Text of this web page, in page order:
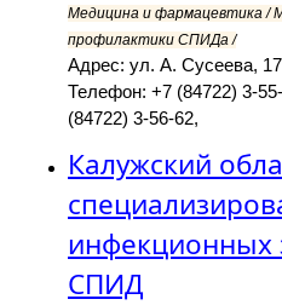
Медицина и фармацевтика /
профилактики СПИДа /
Адрес: ул. А. Сусеева,
Телефон: +7 (84722) 3-
(84722) 3-56-62,
Калужский
инфекционных
СПИД